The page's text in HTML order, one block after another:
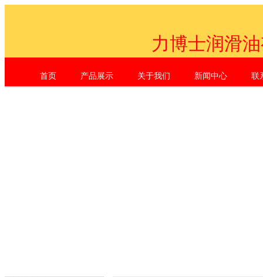
力博士润滑
Shenzhen Li Dr. Industrial Co.,
首页 产品展示 关于我们 新闻中心 联